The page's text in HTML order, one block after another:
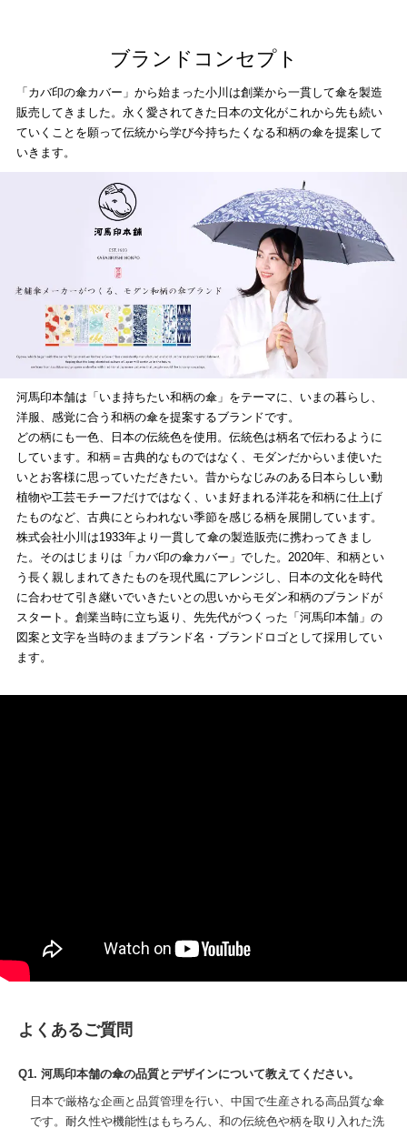
ブランドコンセプト
「カバ印の傘カバー」から始まった小川は創業から一貫して傘を製造
販売してきました。永く愛されてきた日本の文化がこれから先も続い
ていくことを願って伝統から学び今持ちたくなる和柄の傘を提案して
いきます。
河馬印本舗は「いま持ちたい和柄の傘」をテーマに、いまの暮らし、
洋服、感覚に合う和柄の傘を提案するブランドです。
どの柄にも一色、日本の伝統色を使用。伝統色は柄名で伝わるように
しています。和柄＝古典的なものではなく、モダンだからいま使いた
いとお客様に思っていただきたい。昔からなじみのある日本らしい動
植物や工芸モチーフだけではなく、いま好まれる洋花を和柄に仕上げ
たものなど、古典にとらわれない季節を感じる柄を展開しています。
株式会社小川は1933年より一貫して傘の製造販売に携わってきまし
た。そのはじまりは「カバ印の傘カバー」でした。2020年、和柄とい
う長く親しまれてきたものを現代風にアレンジし、日本の文化を時代
に合わせて引き継いでいきたいとの思いからモダン和柄のブランドが
スタート。創業当時に立ち返り、先先代がつくった「河馬印本舗」の
図案と文字を当時のままブランド名・ブランドロゴとして採用してい
ます。
よくあるご質問
Q1. 河馬印本舗の傘の品質とデザインについて教えてください。
日本で厳格な企画と品質管理を行い、中国で生産される高品質な傘
です。耐久性や機能性はもちろん、和の伝統色や柄を取り入れた洗